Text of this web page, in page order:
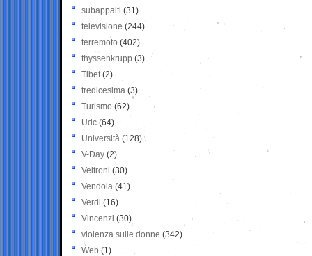
subappalti (31)
televisione(244)
terremoto (402)
thyssenkrupp (3)
Tibet(2)
tredicesima (3)
Turismo (62)
Udc (64)
Università (128)
V-Day (2)
Veltroni (30)
Vendola (41)
Verdi (16)
Vincenzi (30)
violenza sulle donne (342)
Web (1)